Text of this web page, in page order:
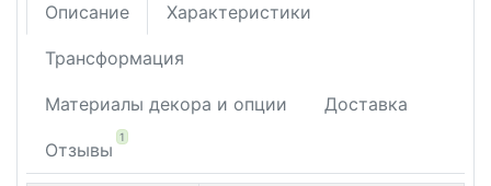
Описание Характеристики
Трансформация
Материалы декора и опции Доставка
Отзывы
1